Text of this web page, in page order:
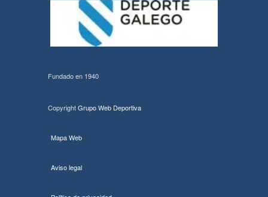
Fundado en 1940
CopyrightGrupo Web Deportiva
Mapa Web
Aviso legal